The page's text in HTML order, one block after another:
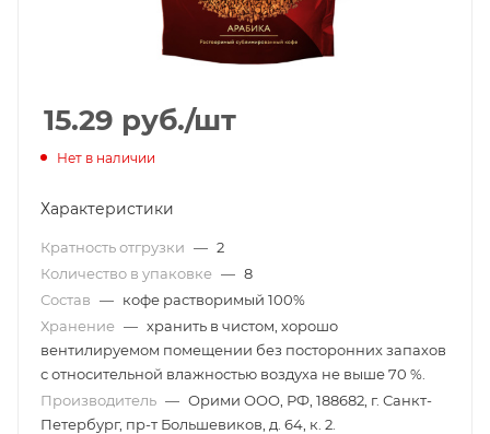
15.29 руб./шт
Нет в наличии
Характеристики
Кратность отгрузки — 2
Количество в упаковке — 8
Состав — кофе растворимый 100%
Хранение — хранить в чистом, хорошо
вентилируемом помещении без посторонних запахов
с относительной влажностью воздуха не выше 70 %.
Производитель — Орими ООО, РФ, 188682, г. Санкт-
Петербург, пр-т Большевиков, д. 64, к. 2.